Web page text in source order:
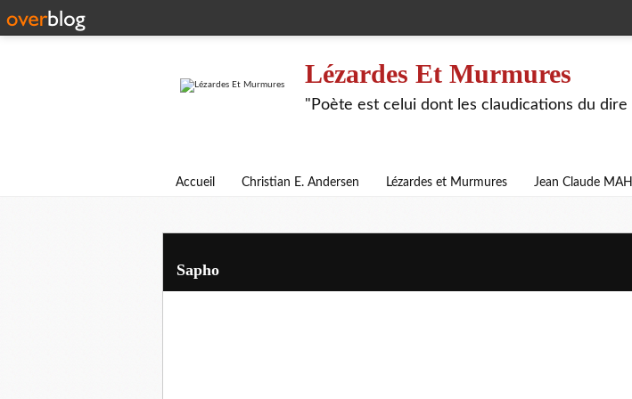
Lézardes Et Murmures
"Poète est celui dont les claudications du
Accueil Christian E. Andersen Lézardes et Murmures Jean Claude
Sapho